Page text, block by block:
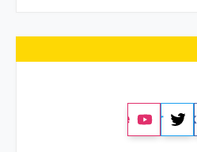
Facebook
Twitter
YouTube